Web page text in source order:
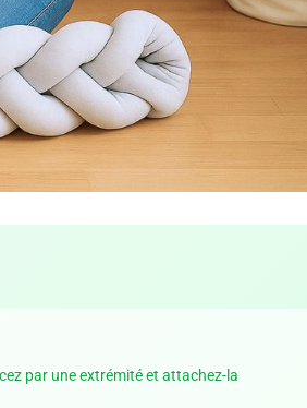
par une extrémité et attachez-la